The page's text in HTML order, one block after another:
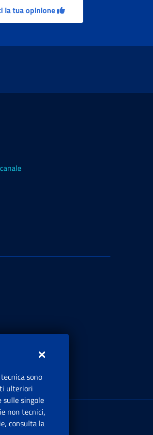
la tua opinione
il Grande, 21
sono
ulteriori
sulle singole
non tecnici,
consulta la